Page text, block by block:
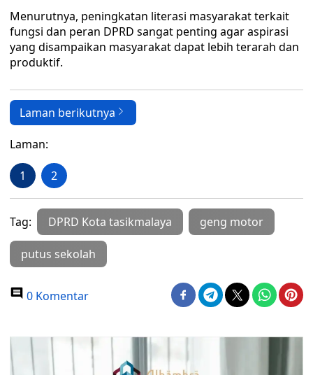
Menurutnya, peningkatan literasi masyarakat terkait
fungsi dan peran DPRD sangat penting agar aspirasi
yang disampaikan masyarakat dapat lebih terarah dan
produktif.
Laman berikutnya
Laman:
1 2
Tag: DPRD Kota tasikmalaya geng motor
putus sekolah
0 Komentar